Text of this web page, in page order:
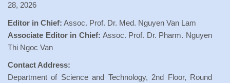
28, 2026
Editor in Chief: Assoc. Prof. Dr. Med. Nguyen Van Lam
Associate Editor in Chief: Assoc. Prof. Dr. Pharm. Nguyen
Thi Ngoc Van
Contact Address:
Department of Science and Technology, 2nd Floor, Round